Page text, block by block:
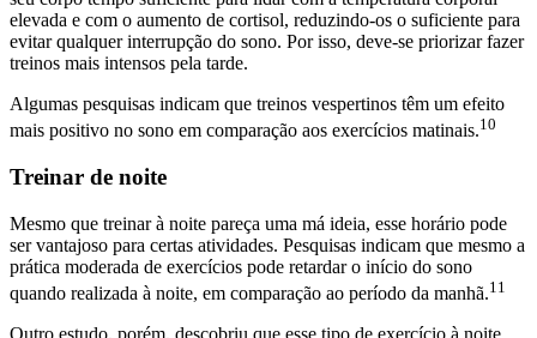
elevada e com o aumento de cortisol, reduzindo-os o suficiente para
evitar qualquer interrupção do sono. Por isso, deve-se priorizar fazer
treinos mais intensos pela tarde.
Algumas pesquisas indicam que treinos vespertinos têm um efeito
mais positivo no sono em comparação aos exercícios matinais.10
Treinar de noite
Mesmo que treinar à noite pareça uma má ideia, esse horário pode
ser vantajoso para certas atividades. Pesquisas indicam que mesmo a
prática moderada de exercícios pode retardar o início do sono
quando realizada à noite, em comparação ao período da manhã.11